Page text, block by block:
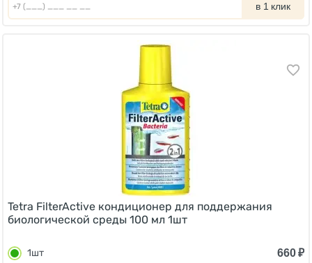
в 1 клик
Tetra FilterActive кондиционер для поддержания
биологической среды 100 мл 1шт
1шт 660₽